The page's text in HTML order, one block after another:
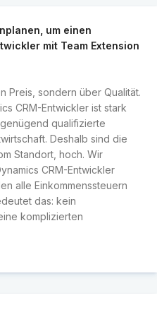
um einen
mit Team Extension
Preis, sondern über Qualität.
CRM-Entwickler ist stark
qualifizierte
Deshalb sind die
Standort, hoch. Wir
CRM-Entwickler
alle Einkommenssteuern
das: kein
komplizierten